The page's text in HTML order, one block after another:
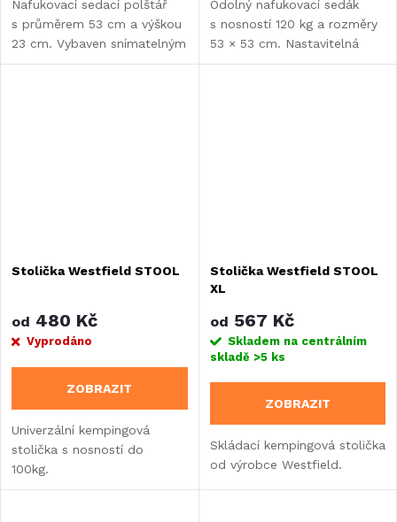
Nafukovací sedací polštář
s průměrem 53 cm a výškou
23 cm. Vybaven snímatelným
polyesterovým potahem
Odolný nafukovací sedák
s nosností 120 kg a rozměry
53 × 53 cm. Nastavitelná
tvrdost, pohodlná výška
Stolička Westfield STOOL
od 480 Kč
Vyprodáno
ZOBRAZIT
Univerzální kempingová
stolička s nosností do
100kg.
Stolička Westfield STOOL
XL
od 567 Kč
Skladem na centrálním
skladě >5 ks
ZOBRAZIT
Skládací kempingová stolička
od výrobce Westfield.